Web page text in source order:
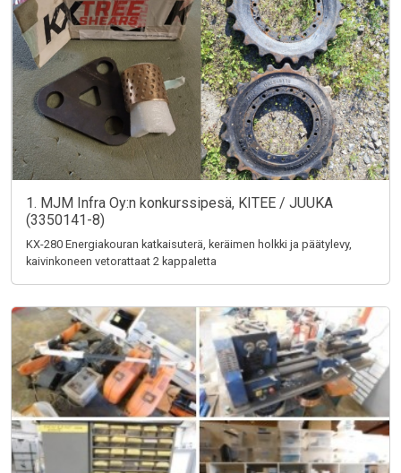
1. MJM Infra Oy:n konkurssipesä, KITEE / JUUKA
(3350141-8)
KX-280 Energiakouran katkaisuterä, keräimen holkki ja päätylevy,
kaivinkoneen vetorattaat 2 kappaletta